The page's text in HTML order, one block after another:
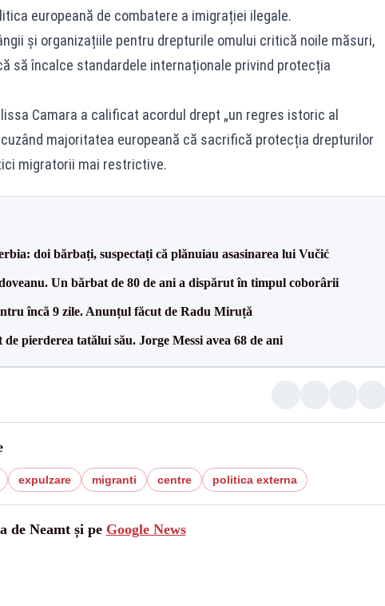
europeană de combatere a imigrației ilegale.
și organizațiile pentru drepturile omului critică noile măsuri,
să încalce standardele internaționale privind protecția
Camara a calificat acordul drept „un regres istoric al
majoritatea europeană că sacrifică protecția drepturilor
migratorii mai restrictive.
doi bărbați, suspectați că plănuiau asasinarea lui Vučić
Un bărbat de 80 de ani a dispărut în timpul coborârii
încă 9 zile. Anunțul făcut de Radu Miruță
pierderea tatălui său. Jorge Messi avea 68 de ani
expulzare migranti centre politica externa
de Neamt și pe Google News